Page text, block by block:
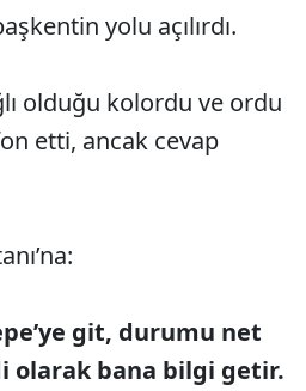
yolu açılırdı.
olduğu kolordu ve ordu
etti, ancak cevap
git, durumu net
olarak bana bilgi getir.